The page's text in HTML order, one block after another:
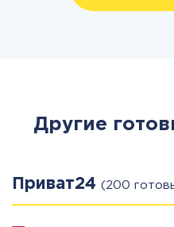
Другие
Приват24 (200